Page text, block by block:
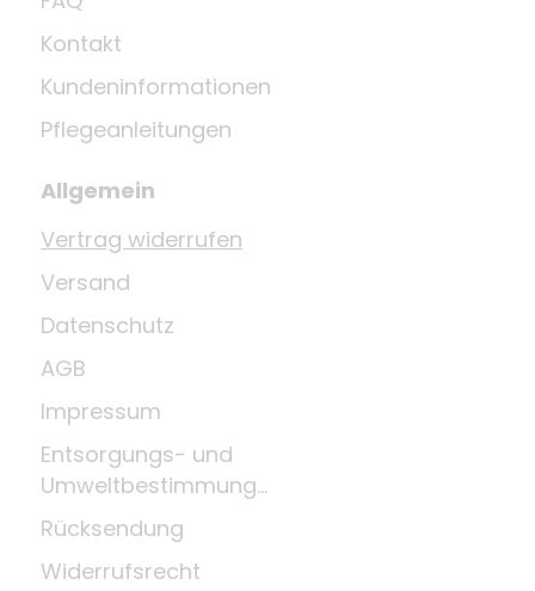
Kontakt
Kundeninformationen
Pflegeanleitungen
Allgemein
Vertrag widerrufen
Versand
Datenschutz
AGB
Impressum
Entsorgungs- und
Umweltbestimmungen
Rücksendung
Widerrufsrecht